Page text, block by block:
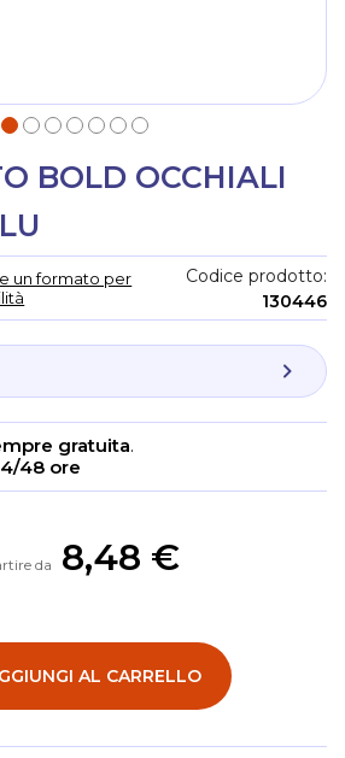
BOLD OCCHIALI
un formato per
Codice prodotto
130446
gratuita.
48 ore
da 8,48 €
AL CARRELLO